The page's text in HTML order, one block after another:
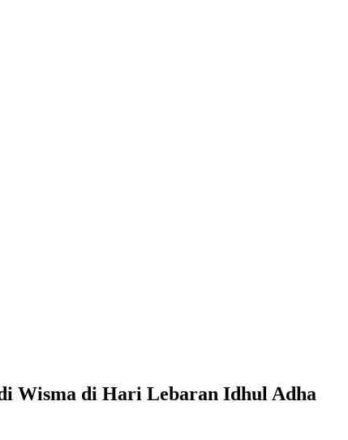
Wisma di Hari Lebaran Idhul Adha